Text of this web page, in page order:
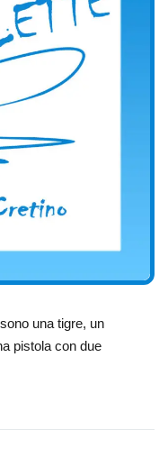
una tigre, un
pistola con due